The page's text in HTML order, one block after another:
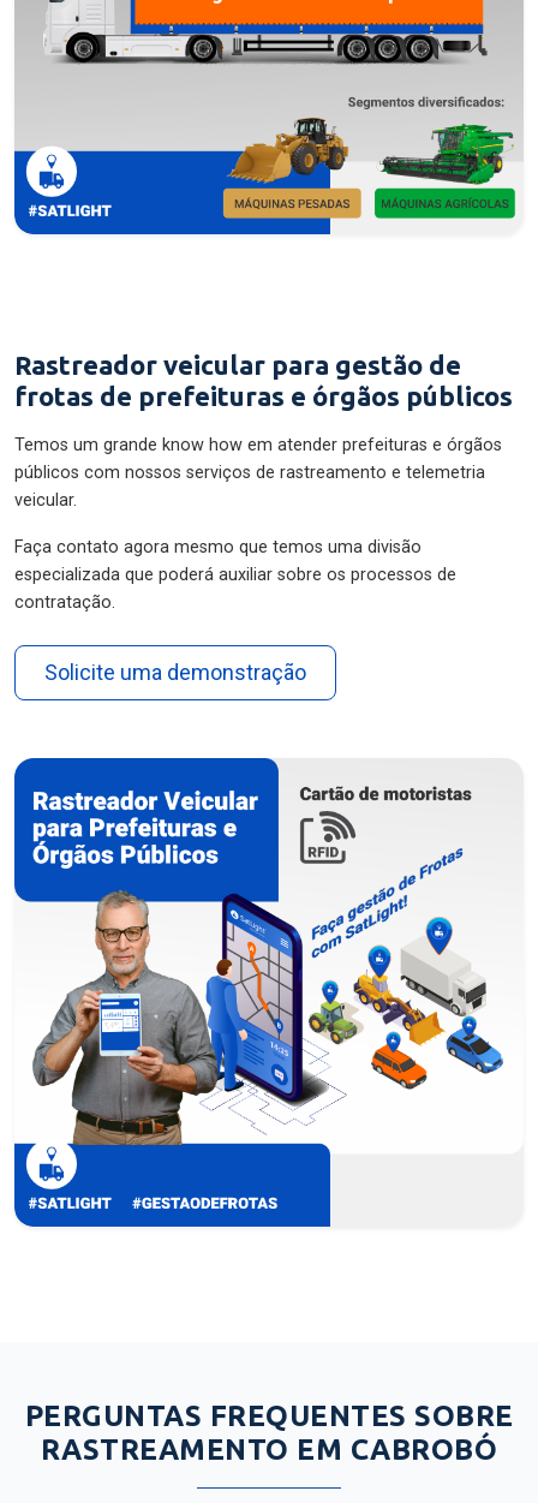
Rastreador veicular para gestão de
frotas de prefeituras e órgãos públicos
Temos um grande know how em atender prefeituras e órgãos
públicos com nossos serviços de rastreamento e telemetria
veicular.
Faça contato agora mesmo que temos uma divisão
especializada que poderá auxiliar sobre os processos de
contratação.
Solicite uma demonstração
PERGUNTAS FREQUENTES SOBRE
RASTREAMENTO EM CABROBÓ